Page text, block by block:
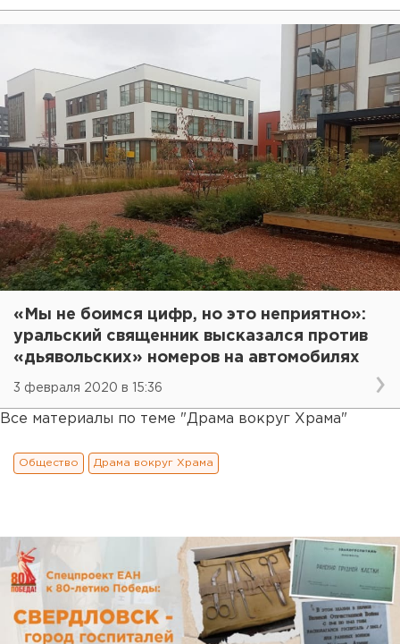
«Мы не боимся цифр, но это неприятно»:
уральский священник высказался против
«дьявольских» номеров на автомобилях
3 февраля 2020 в 15:36
Все материалы по теме "Драма вокруг Храма"
Общество Драма вокруг Храма